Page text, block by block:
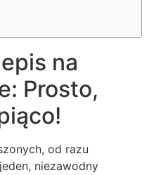
na
Prosto,
od razu
niezawodny